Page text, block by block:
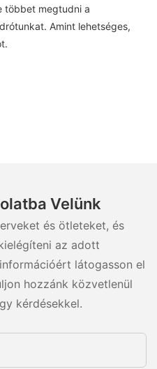
többet megtudni a
Amint lehetséges,
Velünk
és ötleteket, és
az adott
látogasson el
hozzánk közvetlenül
kérdésekkel.